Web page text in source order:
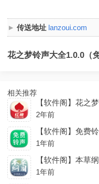
传送地址 lanzoui.com
花之梦铃声大全1.0.0（
相关推荐
【软件阁】花之
2年前
【软件阁】免费
1年前
【软件阁】本草
1年前